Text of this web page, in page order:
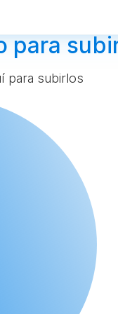
para
para subirlos